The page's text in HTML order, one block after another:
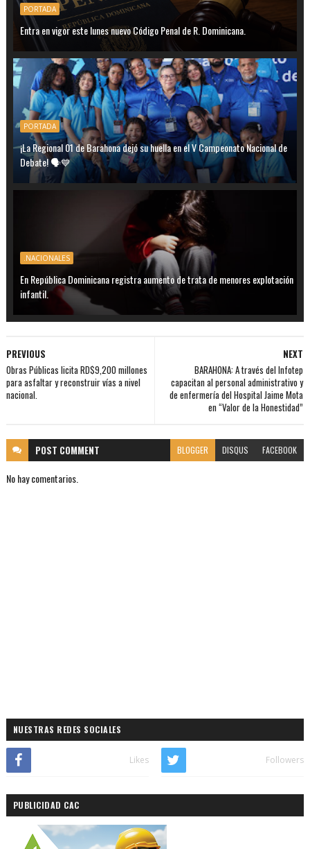
PORTADA
Entra en vigor este lunes nuevo Código Penal de R. Dominicana.
PORTADA
¡La Regional 01 de Barahona dejó su huella en el V Campeonato Nacional de
Debate! 🗣️💙
.NACIONALES
En República Dominicana registra aumento de trata de menores explotación
infantil.
NEXT
BARAHONA: A través del Infotep
capacitan al personal administrativo y
de enfermería del Hospital Jaime Mota
en “Valor de la Honestidad”
PREVIOUS
Obras Públicas licita RD$9,200 millones
para asfaltar y reconstruir vías a nivel
nacional.
POST COMMENT BLOGGER DISQUS FACEBOOK
No hay comentarios.
NUESTRAS REDES SOCIALES
Likes Followers
PUBLICIDAD CAC